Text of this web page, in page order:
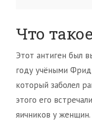
Что
Этот антиген был
году учёными
который заболел
этого его
яичников у женщин.